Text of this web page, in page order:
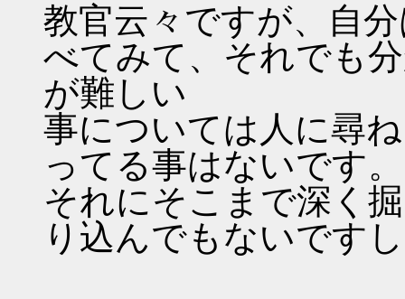
教官云々ですが、自
べてみて、それでも
が難しい
事については人に尋
ってる事はないです。
それにそこまで深く
り込んでもないです